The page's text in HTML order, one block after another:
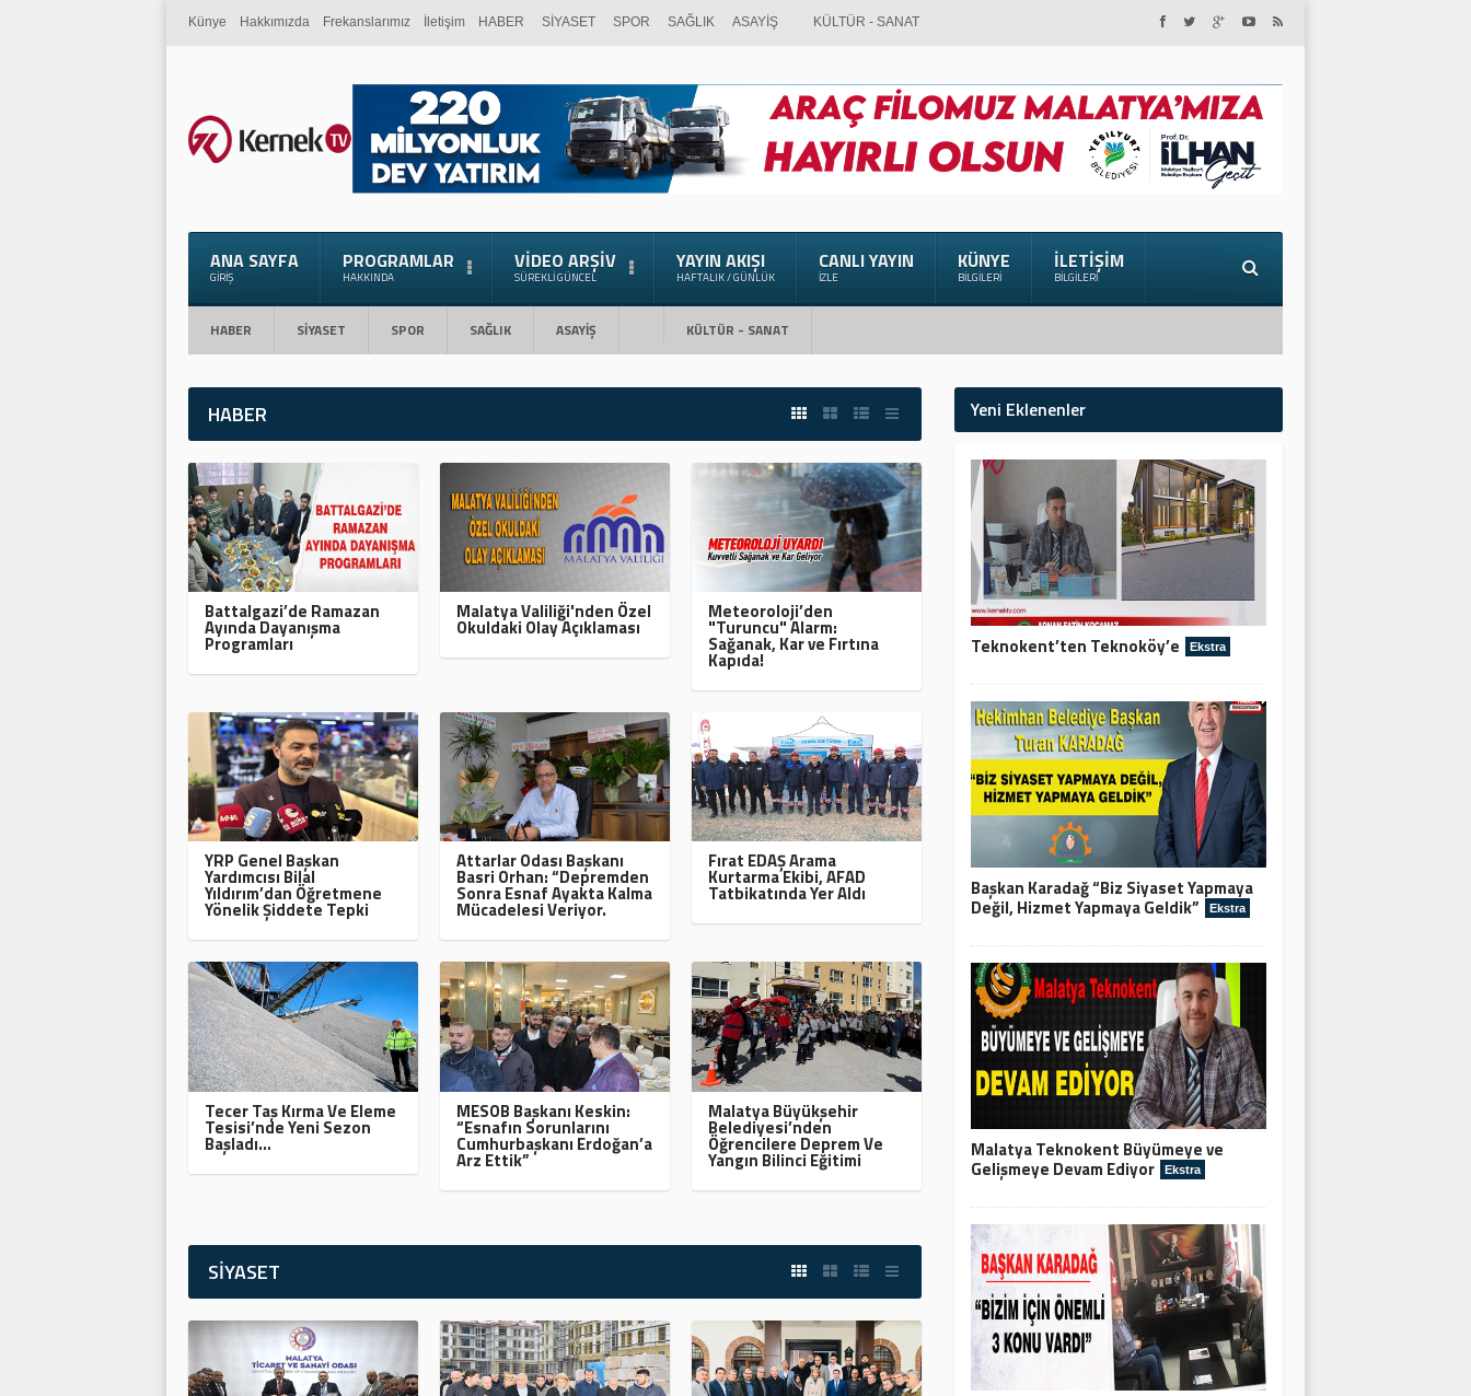
Künye Hakkımızda Frekanslarımız İletişim HABER SİYASET SPOR SAĞLIK ASAYİŞ KÜLTÜR - SANAT
ANA SAYFA
GIRIŞ
PROGRAMLAR
HAKKINDA
VIDEO ARŞIV
SÜREKLI GÜNCEL
YAYIN AKIŞI
HAFTALIK / GÜNLÜK
CANLI YAYIN
İZLE
KÜNYE
BILGILERI
İLETIŞIM
BILGILERI
HABER SİYASET SPOR SAĞLIK ASAYİŞ KÜLTÜR - SANAT
HABER
Battalgazi’de Ramazan
Ayında Dayanışma
Programları
Malatya Valiliği'nden Özel
Okuldaki Olay Açıklaması
Meteoroloji’den
"Turuncu" Alarm:
Sağanak, Kar ve Fırtına
Kapıda!
YRP Genel Başkan
Yardımcısı Bilal
Yıldırım’dan Öğretmene
Yönelik Şiddete Tepki
Attarlar Odası Başkanı
Basri Orhan: “Depremden
Sonra Esnaf Ayakta Kalma
Mücadelesi Veriyor.
Fırat EDAŞ Arama
Kurtarma Ekibi, AFAD
Tatbikatında Yer Aldı
Tecer Taş Kırma Ve Eleme
Tesisi’nde Yeni Sezon
Başladı…
MESOB Başkanı Keskin:
“Esnafın Sorunlarını
Cumhurbaşkanı Erdoğan’a
Arz Ettik”
Malatya Büyükşehir
Belediyesi’nden
Öğrencilere Deprem Ve
Yangın Bilinci Eğitimi
SİYASET
Yeni Eklenenler
Teknokent’ten Teknoköy’e Ekstra
Başkan Karadağ “Biz Siyaset Yapmaya
Değil, Hizmet Yapmaya Geldik” Ekstra
Malatya Teknokent Büyümeye ve
Gelişmeye Devam Ediyor Ekstra